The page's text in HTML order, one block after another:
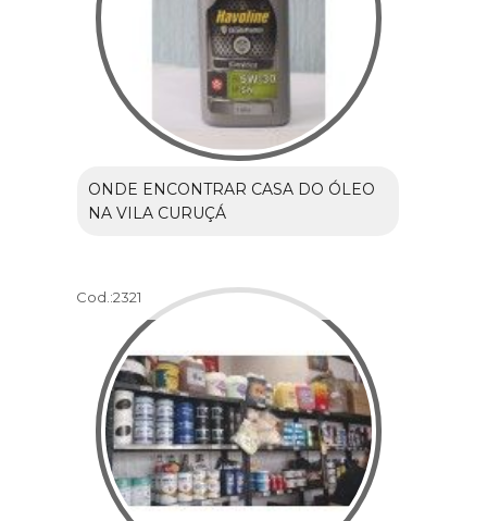
ONDE ENCONTRAR CASA DO ÓLEO
NA VILA CURUÇÁ
Cod.:2321